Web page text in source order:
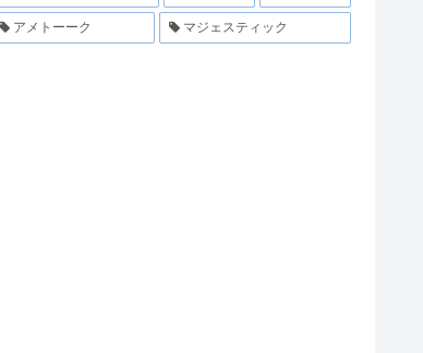
アメトーーク マジェスティック